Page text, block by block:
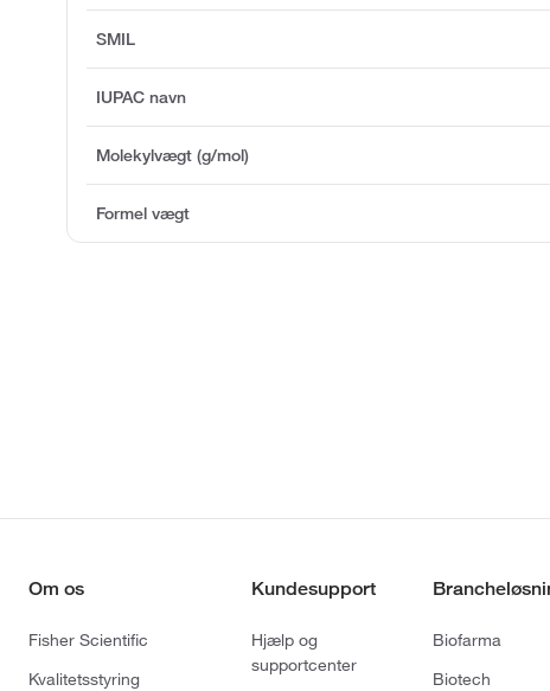
SMIL
IUPAC navn
Molekylvægt (g/mol)
Formel vægt
Om os
Fisher Scientific
Kvalitetsstyring
Kundesupport
Hjælp og
supportcenter
Biofarma
Biotech